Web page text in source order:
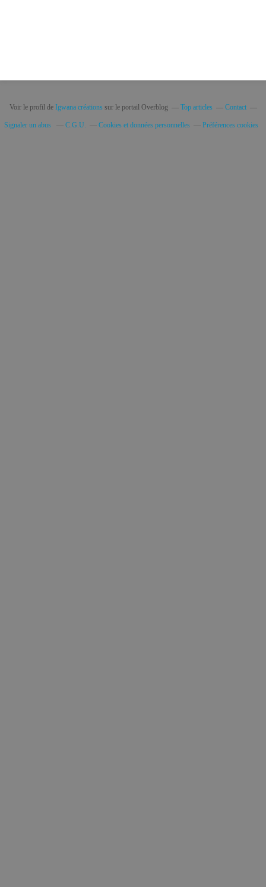
Voir le profil de Igwana créationssur le portail Overblog Top articles Contact
Signaler un abus C.G.U. Cookies et données personnelles Préférences cookies